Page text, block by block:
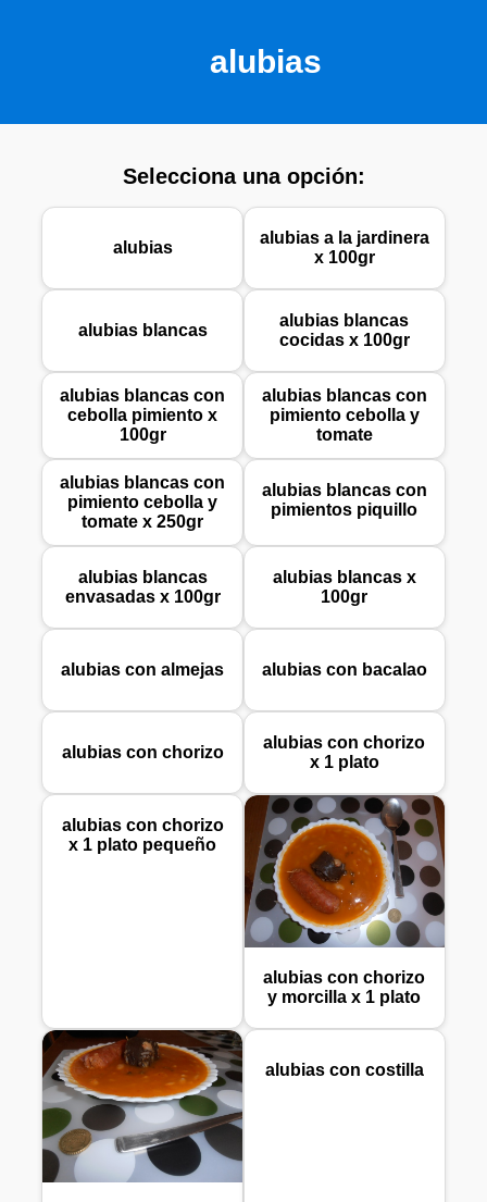
alubias
Selecciona una opción:
alubias
alubias a la jardinera
x 100gr
alubias blancas
alubias blancas
cocidas x 100gr
alubias blancas con
cebolla pimiento x
100gr
alubias blancas con
pimiento cebolla y
tomate
alubias blancas con
pimiento cebolla y
tomate x 250gr
alubias blancas con
pimientos piquillo
alubias blancas
envasadas x 100gr
alubias blancas x
100gr
alubias con almejas alubias con bacalao
alubias con chorizo
alubias con chorizo
x 1 plato
alubias con chorizo
x 1 plato pequeño
alubias con chorizo
y morcilla x 1 plato
alubias con costilla